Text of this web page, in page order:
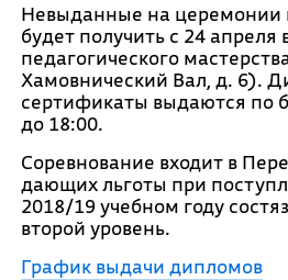
Невыданные на
будет получить с 24 апреля
педагогического
Хамовнический Вал, д. 6).
сертификаты выдаются по
до 18:00.
Соревнование входит в
дающих льготы при
2018/19 учебном году
второй уровень.
График выдачи дипломов